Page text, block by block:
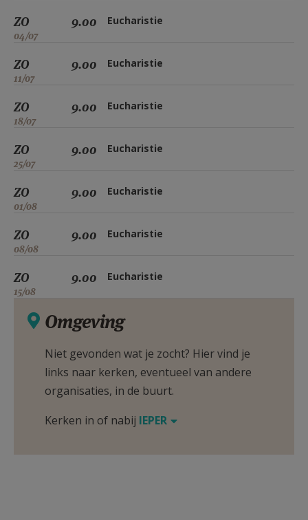
ZO
04/07
9.00 Eucharistie
ZO
11/07
9.00 Eucharistie
ZO
18/07
9.00 Eucharistie
ZO
25/07
9.00 Eucharistie
ZO
01/08
9.00 Eucharistie
ZO
08/08
9.00 Eucharistie
ZO
15/08
9.00 Eucharistie
Omgeving
Niet gevonden wat je zocht? Hier vind je
links naar kerken, eventueel van andere
organisaties, in de buurt.
Kerken in of nabij IEPER